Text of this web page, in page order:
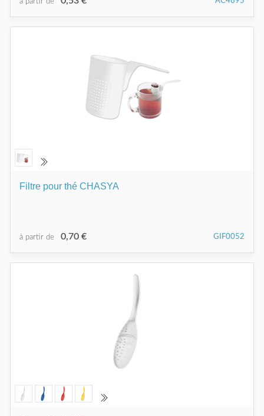
Filtre pour thé CHASYA
à partir de 0,70 € GIF0052